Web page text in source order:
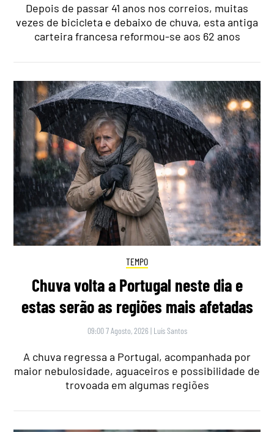
Depois de passar 41 anos nos correios, muitas
vezes de bicicleta e debaixo de chuva, esta antiga
carteira francesa reformou-se aos 62 anos
TEMPO
Chuva volta a Portugal neste dia e
estas serão as regiões mais afetadas
09:00 7 Agosto, 2026 | Luís Santos
A chuva regressa a Portugal, acompanhada por
maior nebulosidade, aguaceiros e possibilidade de
trovoada em algumas regiões